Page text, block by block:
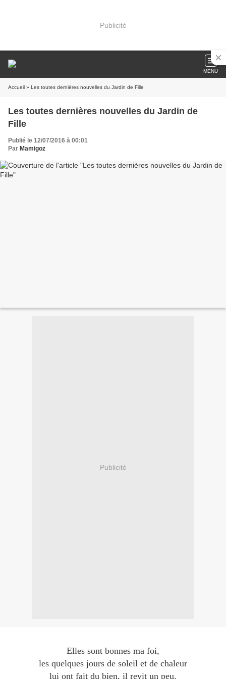
Publicité
MENU
Accueil » Les toutes dernières nouvelles du Jardin de Fille
Les toutes dernières nouvelles du Jardin de
Fille
Publié le 12/07/2016 à 00:01
Par Mamigoz
Publicité
Elles sont bonnes ma foi,
les quelques jours de soleil et de chaleur
lui ont fait du bien, il revit un peu.